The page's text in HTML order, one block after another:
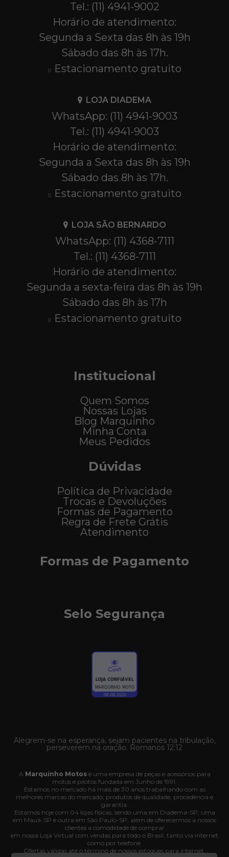
Tel.: (11) 4941-9002
Horário de atendimento:
Segunda a Sexta das 8h às 19h
Sábado das 8h às 17h.
Estacionamento gratuito
LOJA DIADEMA
WhatsApp: (11) 4941-9003
Tel.: (11) 4941-9003
Horário de atendimento:
Segunda a Sexta das 8h às 19h
Sábado das 8h às 17h.
Estacionamento gratuito
LOJA SÃO BERNARDO
WhatsApp: (11) 4368-7111
Tel.: (11) 4368-7111
Horário de atendimento:
Segunda a sexta-feira das 8h às 19h
Sábado das 8h às 17h
Estacionamento gratuito
Institucional
Quem Somos
Nossas Lojas
Blog Marquinho
Minha Conta
Meus Pedidos
Dúvidas
Política de Privacidade
Trocas e Devoluções
Formas de Pagamento
Regra de Frete Grátis
Atendimento
Formas de Pagamento
Selo Segurança
Alegrem-se na esperança, sejam pacientes na tribulação,
perseverem na oração. Romanos 12:12
A Marquinho Motosé uma empresa de peças e acessórios para
motos e pilotos fundada em Junho de 1991.
Estamos no mercado há mais de 30 anos trabalhando com as
melhores marcas do mercado, produtos de qualidade, procedência e
garantia.
Estamos hoje com 04 lojas físicas, sendo uma em Diadema-SP, uma
em Mauá-SP e outra em São Paulo-SP, além de oferecermos a nossos
clientes a comodidade de comprar
em nossa Loja Virtual com vendas para todo o Brasil, tanto via internet
como por telefone.
Ofertas válidas até o término de nossos estoques para internet.